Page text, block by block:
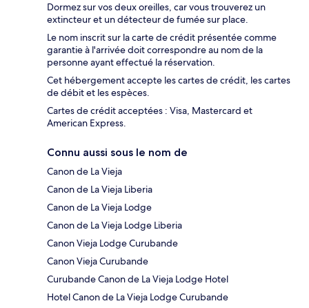
Dormez sur vos deux oreilles, car vous trouverez un
extincteur et un détecteur de fumée sur place.
Le nom inscrit sur la carte de crédit présentée comme
garantie à l'arrivée doit correspondre au nom de la
personne ayant effectué la réservation.
Cet hébergement accepte les cartes de crédit, les cartes
de débit et les espèces.
Cartes de crédit acceptées : Visa, Mastercard et
American Express.
Connu aussi sous le nom de
Canon de La Vieja
Canon de La Vieja Liberia
Canon de La Vieja Lodge
Canon de La Vieja Lodge Liberia
Canon Vieja Lodge Curubande
Canon Vieja Curubande
Curubande Canon de La Vieja Lodge Hotel
Hotel Canon de La Vieja Lodge Curubande